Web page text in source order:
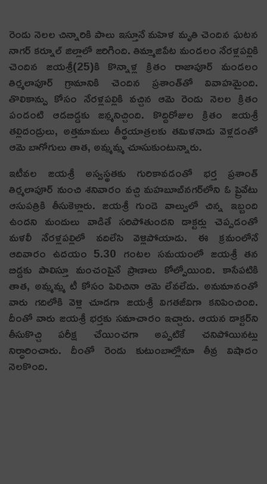
రెండు నెల‌ల చిన్నారికి పాలు ఇస్తూనే మ‌హిళ మృతి చెందిన ఘ‌ట‌న
నాగర్ కర్నూల్ జిల్లాలో జ‌రిగింది. తిమ్మాజిపేట మండలం నేరళ్లపల్లికి
చెందిన జయశ్రీ(25)కి కొన్నాళ్ల క్రితం రాజాపూర్‌ మండలం
తిర్మలాపూర్‌ గ్రామానికి చెందిన ప్రశాంత్‌తో వివాహమైంది.
తొలికాన్పు కోసం నేరళ్లపల్లికి వచ్చిన ఆమె రెండు నెలల క్రితం
పండంటి ఆడబిడ్డకు జన్మనిచ్చింది. కొద్దిరోజుల క్రితం జయశ్రీ
తల్లిదండ్రులు, అత్తమామలు తీర్థయాత్రలకు తమిళనాడు వెళ్లడంతో
ఆమె బాగోగులు తాత, అమ్మమ్మ చూసుకుంటున్నారు.
ఇటీవల జయశ్రీ అస్వస్థతకు గురికావడంతో భర్త ప్రశాంత్
తిర్మలాపూర్‌ నుంచి శనివారం వచ్చి మహబూబ్‌నగర్‌లోని ఓ ప్రైవేటు
ఆసుపత్రికి తీసుకెళ్లారు. జయశ్రీ గుండె వాల్వులో చిన్న ఇబ్బంది
ఉందని మందులు వాడితే సరిపోతుందని డాక్టర్లు చెప్పడంతో
మళలీ నేరళ్లపల్లిలో వదిలేసి వెళ్లిపోయాడు. ఈ క్రమంలోనే
ఆదివారం ఉదయం 5.30 గంటల సమయంలో జయశ్రీ తన
బిడ్డకు పాలిస్తూ మంచంపైనే ప్రాణాలు కోల్పోయింది. కాసేపటికి
తాత, అమ్మమ్మ టీ కోసం పిలిచినా ఆమె లేవలేదు. అనుమానంతో
వారు గదిలోకి వెళ్లి చూడగా జయశ్రీ విగతజీవిగా కనిపించింది.
దీంతో వారు జయశ్రీ భర్తకు సమాచారం ఇచ్చారు. ఆయన డాక్టర్‌ని
తీసుకొచ్చి పరీక్ష చేయించగా అప్పటికే చనిపోయినట్లు
నిర్ధారించారు. దీంతో రెండు కుటుంబాల్లోనూ తీవ్ర విషాదం
నెలకొంది.